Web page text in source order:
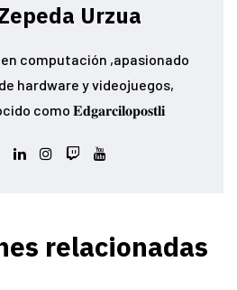
Urzua
computación ,apasionado
hardware y videojuegos,
como 𝐄𝐝𝐠𝐚𝐫𝐜𝐢𝐥𝐨𝐩𝐨𝐬𝐭𝐥𝐢
relacionadas